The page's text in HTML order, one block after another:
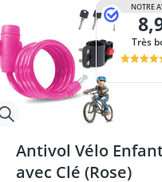
NOTRE
Très
Antivol Vélo
avec Clé (Rose)